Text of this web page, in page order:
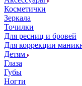
Косметички
Зеркала
Точилки
Для ресниц и бровей
Для коррекции
Детям
Глаза
Губы
Ногти